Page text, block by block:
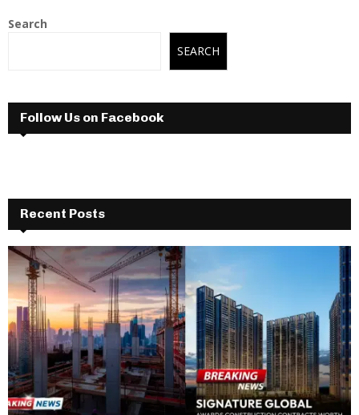
Search
SEARCH
Follow Us on Facebook
Recent Posts